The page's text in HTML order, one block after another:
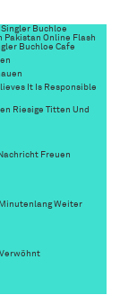
Buchloe
Pakistan Online Flash
Buchloe Cafe
It Is Responsible
Riesige Titten Und
Freuen
Weiter